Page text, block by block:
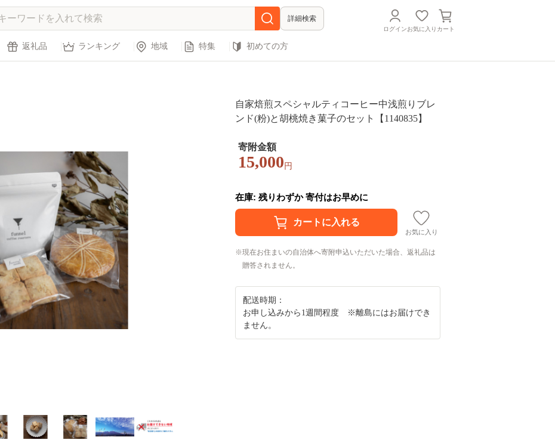
詳細検索
ログインお気に入り カート
返礼品 ランキング 地域 特集 初めての方
自家焙煎スペシャルティコーヒー中浅煎りブレ
ンド(粉)と胡桃焼き菓子のセット【1140835】
寄附金額
15,000 円
在庫: 残りわずか 寄付はお早めに
お気に入り
現在お住まいの自治体へ寄附申込いただいた場合、返礼品は
贈答されません。
配送時期：
お申し込みから1週間程度 ※離島にはお届けでき
ません。